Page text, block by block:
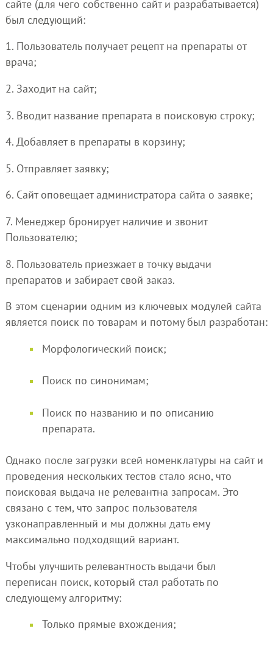
сайте (для чего собственно сайт и разрабатывается)
был следующий:
1. Пользователь получает рецепт на препараты от
врача;
2. Заходит на сайт;
3. Вводит название препарата в поисковую строку;
4. Добавляет в препараты в корзину;
5. Отправляет заявку;
6. Сайт оповещает администратора сайта о заявке;
7. Менеджер бронирует наличие и звонит
Пользователю;
8. Пользователь приезжает в точку выдачи
препаратов и забирает свой заказ.
В этом сценарии одним из ключевых модулей сайта
является поиск по товарам и потому был разработан:
Морфологический поиск;
Поиск по синонимам;
Поиск по названию и по описанию
препарата.
Однако после загрузки всей номенклатуры на сайт и
проведения нескольких тестов стало ясно, что
поисковая выдача не релевантна запросам. Это
связано с тем, что запрос пользователя
узконаправленный и мы должны дать ему
максимально подходящий вариант.
Чтобы улучшить релевантность выдачи был
переписан поиск, который стал работать по
следующему алгоритму:
Только прямые вхождения;